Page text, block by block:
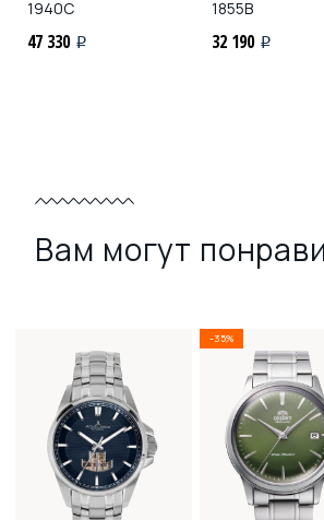
1940C
47 330 i
1855B
32 190 i
Вам могут
-35%